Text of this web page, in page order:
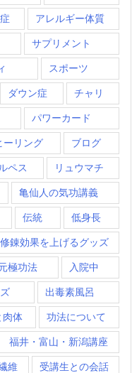
アレルギー体質
サプリメント
スポーツ
ダウン症 チャリ
パワーカード
ーリング ブログ
ペス リュウマチ
亀仙人の気功講義
伝統 低身長
修錬効果を上げるグッズ
極功法 入院中
出毒素風呂
肉体 功法について
福井・富山・新潟講座
維 受講生との会話